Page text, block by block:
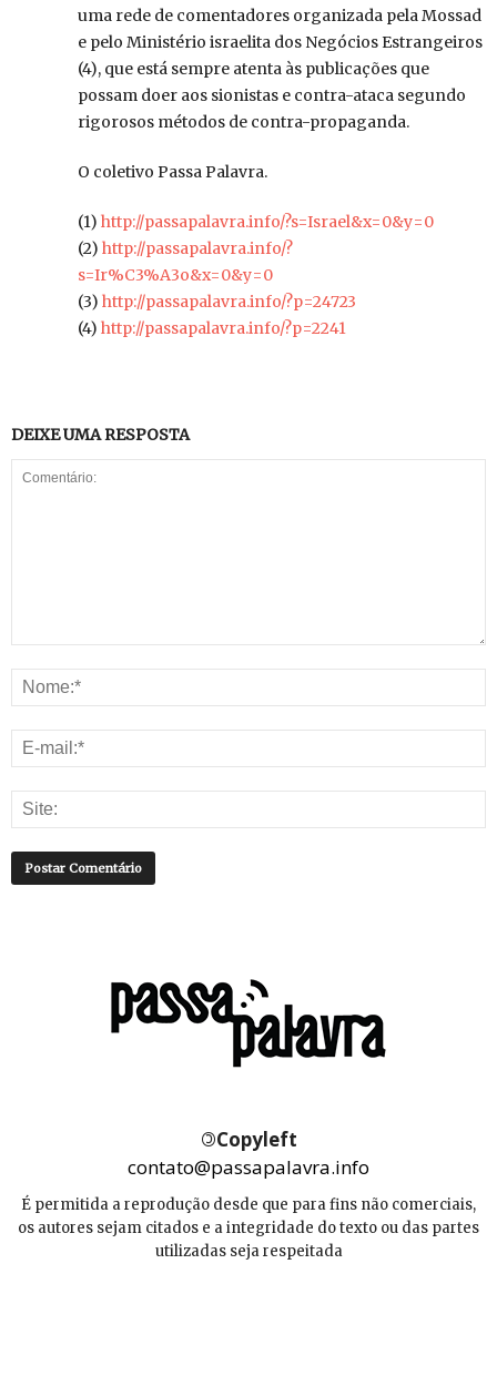
uma rede de comentadores organizada pela Mossad
e pelo Ministério israelita dos Negócios Estrangeiros
(4), que está sempre atenta às publicações que
possam doer aos sionistas e contra-ataca segundo
rigorosos métodos de contra-propaganda.
O coletivo Passa Palavra.
(1) http://passapalavra.info/?s=Israel&x=0&y=0
(2) http://passapalavra.info/?
s=Ir%C3%A3o&x=0&y=0
(3) http://passapalavra.info/?p=24723
(4) http://passapalavra.info/?p=2241
DEIXE UMA RESPOSTA
©Copyleft
contato@passapalavra.info
É permitida a reprodução desde que para fins não comerciais,
os autores sejam citados e a integridade do texto ou das partes
utilizadas seja respeitada